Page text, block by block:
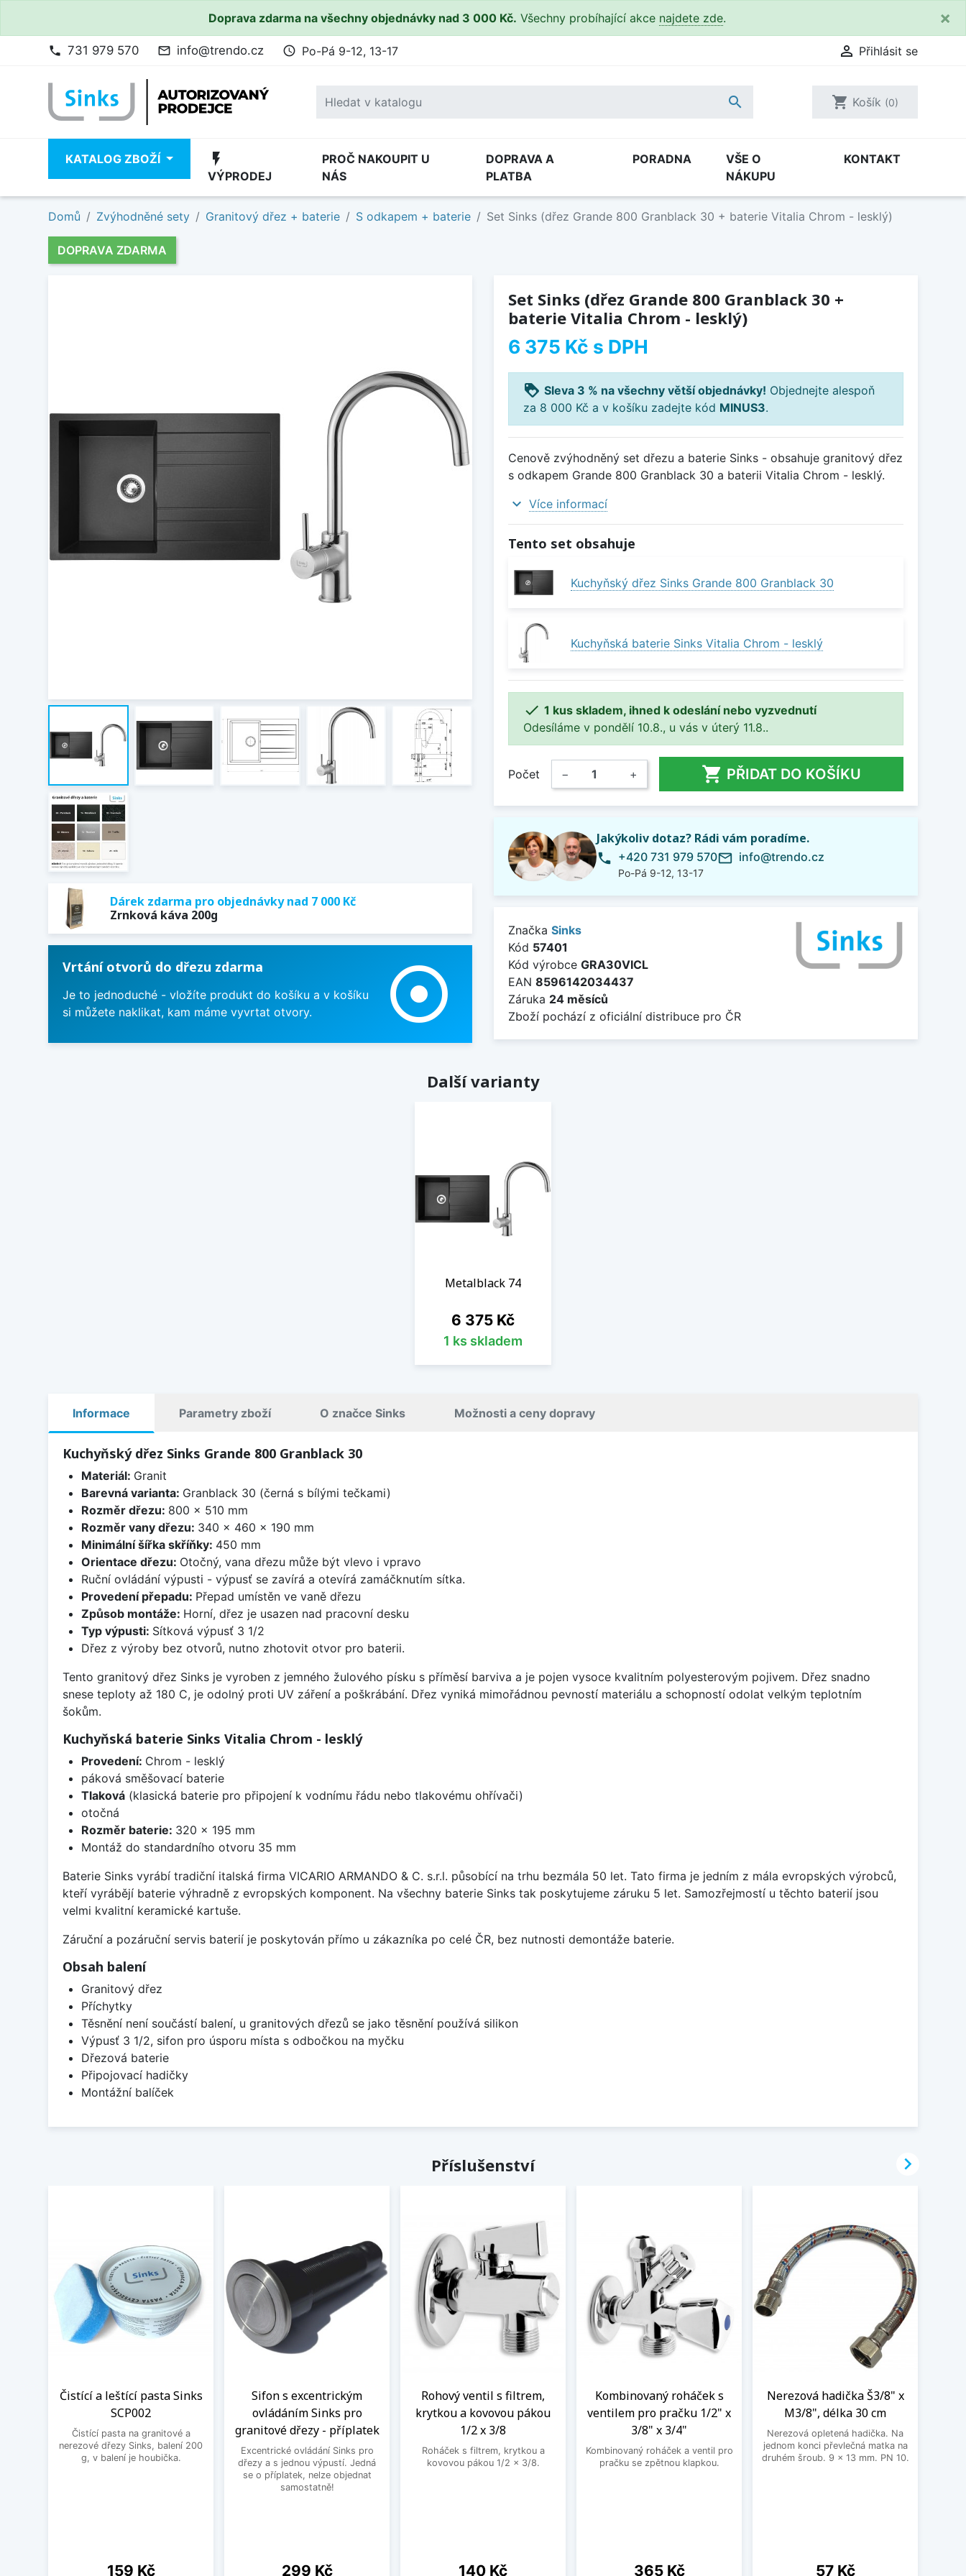
Doprava zdarma na všechny objednávky nad 3 000 Kč. Všechny probíhající akce najdete zde. ×
phone 731 979 570 mail_outline info@trendo.cz access_time Po-Pá 9-12, 13-17  Přihlásit se
 shopping_cart Košík (0)
KATALOG ZBOŽÍ flash_on
VÝPRODEJ
PROČ NAKOUPIT U
NÁS
DOPRAVA A
PLATBA
PORADNA
VŠE O
NÁKUPU
KONTAKT
Domů Zvýhodněné sety Granitový dřez + baterie S odkapem + baterie Set Sinks (dřez Grande 800 Granblack 30 + baterie Vitalia Chrom - lesklý)
DOPRAVA ZDARMA
Dárek zdarma pro objednávky nad 7 000 Kč
Zrnková káva 200g
Vrtání otvorů do dřezu zdarma
Je to jednoduché - vložíte produkt do košíku a v košíku
si můžete naklikat, kam máme vyvrtat otvory.
adjust
Set Sinks (dřez Grande 800 Granblack 30 +
baterie Vitalia Chrom - lesklý)
6 375 Kč s DPH
loyalty Sleva 3 % na všechny větší objednávky! Objednejte alespoň
za 8 000 Kč a v košíku zadejte kód MINUS3.
Cenově zvýhodněný set dřezu a baterie Sinks - obsahuje granitový dřez
s odkapem Grande 800 Granblack 30 a baterii Vitalia Chrom - lesklý.
expand_more Více informací
Tento set obsahuje
Kuchyňský dřez Sinks Grande 800 Granblack 30
Kuchyňská baterie Sinks Vitalia Chrom - lesklý
 1 kus skladem, ihned k odeslání nebo vyzvednutí
Odesíláme v pondělí 10.8., u vás v úterý 11.8..
Počet − +  PŘIDAT DO KOŠÍKU
Jakýkoliv dotaz? Rádi vám poradíme.
phone +420 731 979 570
Po-Pá 9-12, 13-17
mail_outline info@trendo.cz
Značka Sinks
Kód 57401
Kód výrobce GRA30VICL
EAN 8596142034437
Záruka 24 měsíců
Zboží pochází z oficiální distribuce pro ČR
Další varianty
Metalblack 74
Cena
6 375 Kč
1 ks skladem
Informace Parametry zboží O značce Sinks Možnosti a ceny dopravy
Kuchyňský dřez Sinks Grande 800 Granblack 30
Materiál: Granit
Barevná varianta: Granblack 30 (černá s bílými tečkami)
Rozměr dřezu: 800 x 510 mm
Rozměr vany dřezu: 340 x 460 x 190 mm
Minimální šířka skříňky: 450 mm
Orientace dřezu: Otočný, vana dřezu může být vlevo i vpravo
Ruční ovládání výpusti - výpusť se zavírá a otevírá zamáčknutím sítka.
Provedení přepadu: Přepad umístěn ve vaně dřezu
Způsob montáže: Horní, dřez je usazen nad pracovní desku
Typ výpusti: Sítková výpusť 3 1/2
Dřez z výroby bez otvorů, nutno zhotovit otvor pro baterii.
Tento granitový dřez Sinks je vyroben z jemného žulového písku s příměsí barviva a je pojen vysoce kvalitním polyesterovým pojivem. Dřez snadno
snese teploty až 180 C, je odolný proti UV záření a poškrábání. Dřez vyniká mimořádnou pevností materiálu a schopností odolat velkým teplotním
šokům.
Kuchyňská baterie Sinks Vitalia Chrom - lesklý
Provedení: Chrom - lesklý
páková směšovací baterie
Tlaková(klasická baterie pro připojení k vodnímu řádu nebo tlakovému ohřívači)
otočná
Rozměr baterie: 320 x 195 mm
Montáž do standardního otvoru 35 mm
Baterie Sinks vyrábí tradiční italská firma VICARIO ARMANDO & C. s.r.l. působící na trhu bezmála 50 let. Tato firma je jedním z mála evropských výrobců,
kteří vyrábějí baterie výhradně z evropských komponent. Na všechny baterie Sinks tak poskytujeme záruku 5 let. Samozřejmostí u těchto baterií jsou
velmi kvalitní keramické kartuše.
Záruční a pozáruční servis baterií je poskytován přímo u zákazníka po celé ČR, bez nutnosti demontáže baterie.
Obsah balení
Granitový dřez
Příchytky
Těsnění není součástí balení, u granitových dřezů se jako těsnění používá silikon
Výpusť 3 1/2, sifon pro úsporu místa s odbočkou na myčku
Dřezová baterie
Připojovací hadičky
Montážní balíček
Příslušenství
Čistící a leštící pasta Sinks
SCP002
Čistící pasta na granitové a
nerezové dřezy Sinks, balení 200
g, v balení je houbička.
Cena
159 Kč
Sifon s excentrickým
ovládáním Sinks pro
granitové dřezy - příplatek
Excentrické ovládání Sinks pro
dřezy a s jednou výpustí. Jedná
se o příplatek, nelze objednat
samostatně!
Cena
299 Kč
Rohový ventil s filtrem,
krytkou a kovovou pákou
1/2 x 3/8
Roháček s filtrem, krytkou a
kovovou pákou 1/2 x 3/8.
Cena
140 Kč
Kombinovaný roháček s
ventilem pro pračku 1/2" x
3/8" x 3/4"
Kombinovaný roháček a ventil pro
pračku se zpětnou klapkou.
Cena
365 Kč
Nerezová hadička Š3/8" x
M3/8", délka 30 cm
Nerezová opletená hadička. Na
jednom konci převlečná matka na
druhém šroub. 9 x 13 mm. PN 10.
Cena
57 Kč
